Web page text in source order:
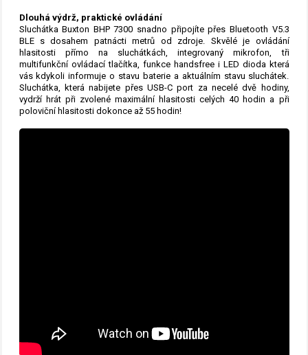
Dlouhá výdrž, praktické ovládání
Sluchátka Buxton BHP 7300 snadno připojíte přes Bluetooth V5.3
BLE s dosahem patnácti metrů od zdroje. Skvělé je ovládání
hlasitosti přímo na sluchátkách, integrovaný mikrofon, tři
multifunkční ovládací tlačítka, funkce handsfree i LED dioda která
vás kdykoli informuje o stavu baterie a aktuálním stavu sluchátek.
Sluchátka, která nabijete přes USB-C port za necelé dvě hodiny,
vydrží hrát při zvolené maximální hlasitosti celých 40 hodin a při
poloviční hlasitosti dokonce až 55 hodin!